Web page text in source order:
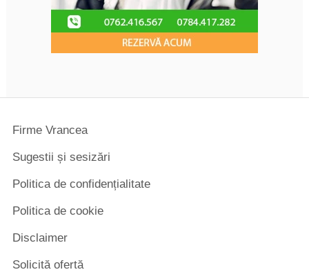
Firme Vrancea
Sugestii și sesizări
Politica de confidențialitate
Politica de cookie
Disclaimer
Solicită ofertă